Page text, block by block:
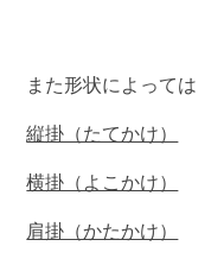
また形状によっては
縦掛（たてかけ）
横掛（よこかけ）
肩掛（かたかけ）